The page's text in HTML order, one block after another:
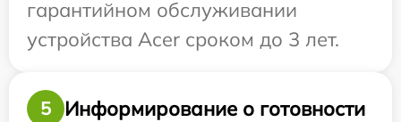
гарантийном обслуживании
устройства Acer сроком до 3 лет.
5
Информирование о готовности